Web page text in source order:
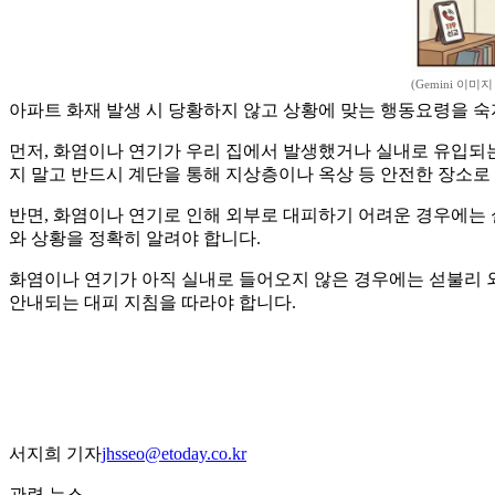
(Gemini 이미
아파트 화재 발생 시 당황하지 않고 상황에 맞는 행동요령을
먼저, 화염이나 연기가 우리 집에서 발생했거나 실내로 유입
지 말고 반드시 계단을 통해 지상층이나 옥상 등 안전한 장소
반면, 화염이나 연기로 인해 외부로 대피하기 어려운 경우에
와 상황을 정확히 알려야 합니다.
화염이나 연기가 아직 실내로 들어오지 않은 경우에는 섣불
안내되는 대피 지침을 따라야 합니다.
서지희 기자jhsseo@etoday.co.kr